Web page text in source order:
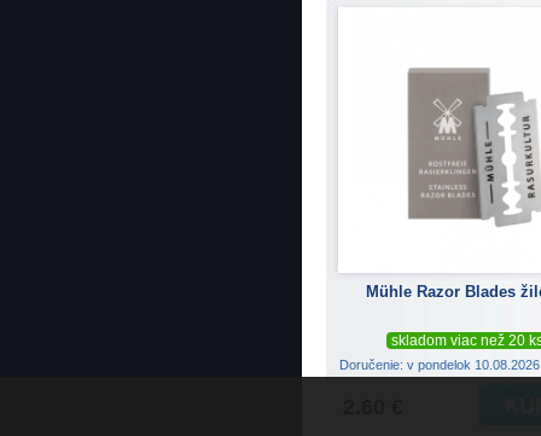
Mühle Razor Blades
skladom viac než 20
Doručenie: v pondelok